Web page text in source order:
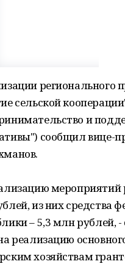
регионального
сельской
и
сообщил вице-
мероприятий
из них средства
– 5,3 млн
реализацию
хозяйствам